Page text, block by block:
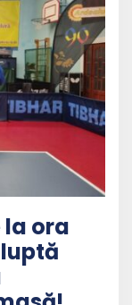
la ora
luptă